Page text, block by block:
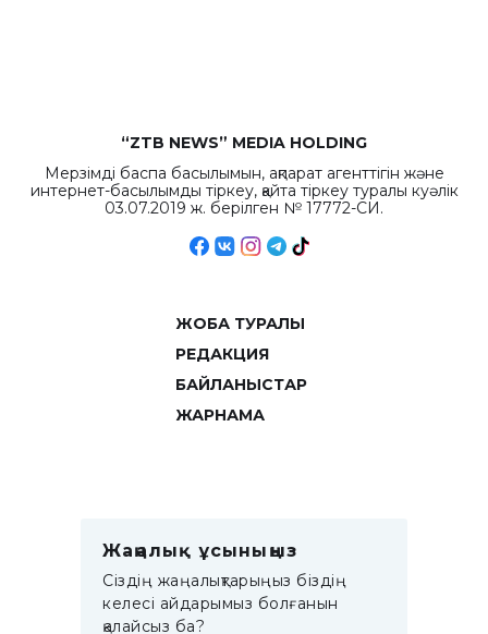
“ZTB NEWS” MEDIA HOLDING
Мерзімді баспа басылымын, ақпарат агенттігін және
интернет-басылымды тіркеу, қайта тіркеу туралы куәлік
03.07.2019 ж. берілген № 17772-СИ.
ЖОБА ТУРАЛЫ
РЕДАКЦИЯ
БАЙЛАНЫСТАР
ЖАРНАМА
Жаңалық ұсыныңыз
Сіздің жаңалықтарыңыз біздің
келесі айдарымыз болғанын
қалайсыз ба?